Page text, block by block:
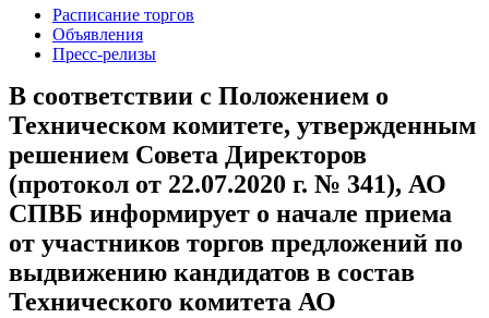
Расписание торгов
Объявления
Пресс-релизы
В соответствии с Положением о
Техническом комитете, утвержденным
решением Совета Директоров
(протокол от 22.07.2020 г. № 341), АО
СПВБ информирует о начале приема
от участников торгов предложений по
выдвижению кандидатов в состав
Технического комитета АО